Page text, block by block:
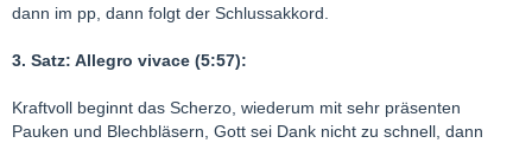
dann im pp, dann folgt der Schlussakkord.
3. Satz: Allegro vivace (5:57):
Kraftvoll beginnt das Scherzo, wiederum mit sehr präsenten
Pauken und Blechbläsern, Gott sei Dank nicht zu schnell, dann